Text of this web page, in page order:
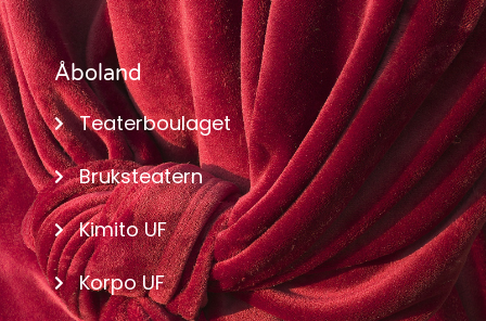
Åboland
Teaterboulaget
Bruksteatern
Kimito UF
Korpo UF